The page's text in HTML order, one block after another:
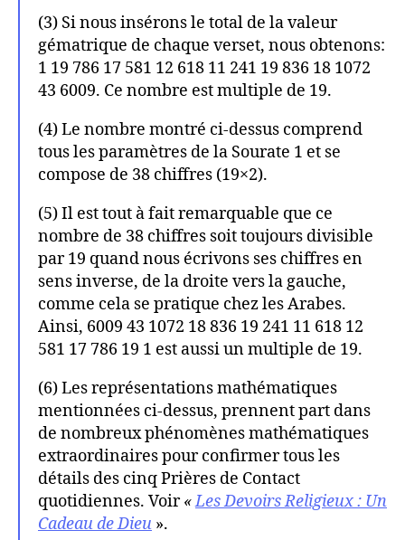
(3) Si nous insérons le total de la valeur
gématrique de chaque verset, nous obtenons:
1 19 786 17 581 12 618 11 241 19 836 18 1072
43 6009. Ce nombre est multiple de 19.
(4) Le nombre montré ci-dessus comprend
tous les paramètres de la Sourate 1 et se
compose de 38 chiffres (19×2).
(5) Il est tout à fait remarquable que ce
nombre de 38 chiffres soit toujours divisible
par 19 quand nous écrivons ses chiffres en
sens inverse, de la droite vers la gauche,
comme cela se pratique chez les Arabes.
Ainsi, 6009 43 1072 18 836 19 241 11 618 12
581 17 786 19 1 est aussi un multiple de 19.
(6) Les représentations mathématiques
mentionnées ci-dessus, prennent part dans
de nombreux phénomènes mathématiques
extraordinaires pour confirmer tous les
détails des cinq Prières de Contact
quotidiennes. Voir«Les Devoirs Religieux : Un
Cadeau de Dieu ».